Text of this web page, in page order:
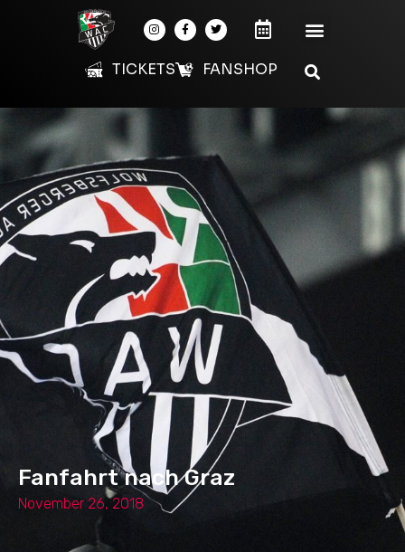
TICKETS FANSHOP
Fanfahrt nach Graz
November 26, 2018